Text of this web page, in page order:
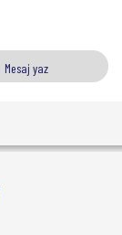
Mesaj yaz